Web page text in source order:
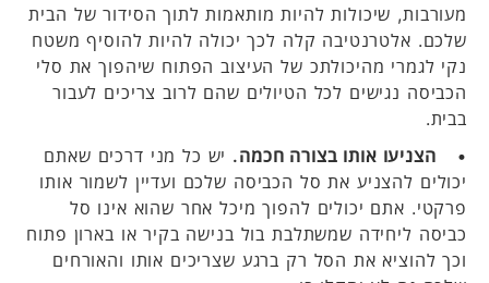
מעורבות, שיכולות להיות מותאמות לתוך הסידור של הבית
שלכם. אלטרנטיבה קלה לכך יכולה להיות להוסיף משטח
נקי לגמרי מהיכולתכ של העיצוב הפתוח שיהפוך את סלי
הכביסה נגישים לכל הטיולים שהם לרוב צריכים לעבור
בבית.
• הצניעו אותו בצורה חכמה. יש כל מני דרכים שאתם
יכולים להצניע את סל הכביסה שלכם ועדיין לשמור אותו
פרקטי. אתם יכולים להפוך מיכל אחר שהוא אינו סל
כביסה ליחידה שמשתלבת בול בנישה בקיר או בארון פתוח
וכך להוציא את הסל רק ברגע שצריכים אותו והאורחים